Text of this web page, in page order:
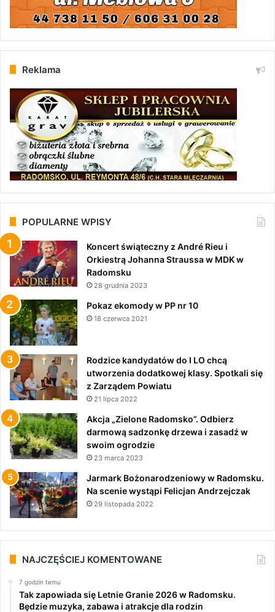
Reklama
POPULARNE WPISY
Koncert świąteczny z André Rieu i
Orkiestrą Johanna Straussa w MDK w
Radomsku
28 grudnia 2023
Pokaz ekomody w PP nr 10
18 czerwca 2021
Rodzice kandydatów do I LO chcą
utworzenia dodatkowej klasy. Spotkali się
z Zarządem Powiatu
21 lipca 2022
Akcja „Zielone Radomsko”. Odbierz
darmową sadzonkę drzewa i zasadź w
swoim ogrodzie
23 marca 2023
Jarmark Bożonarodzeniowy w Radomsku.
Na scenie wystąpi Felicjan Andrzejczak
29 listopada 2022
NAJCZĘŚCIEJ KOMENTOWANE
7 godzin temu
Tak zapowiada się Letnie Granie 2026 w Radomsku.
Będzie muzyka, zabawa i atrakcje dla rodzin